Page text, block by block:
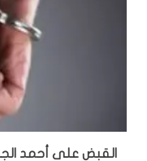
القبض على أحمد